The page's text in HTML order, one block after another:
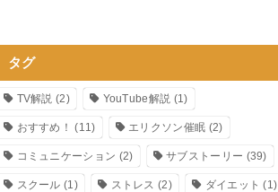
タグ
TV解説 (2) YouTube解説 (1)
おすすめ！ (11) エリクソン催眠 (2)
コミュニケーション (2) サブストーリー (39)
スクール (1) ストレス (2) ダイエット (1)